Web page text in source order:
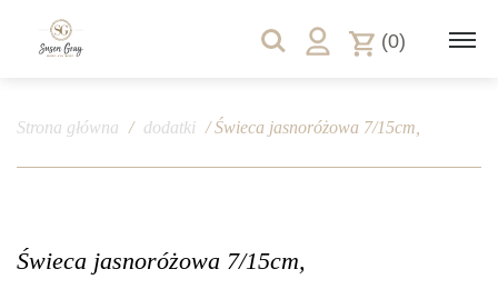
(0)
Strona główna / dodatki / Świeca jasnoróżowa 7/15cm,
Świeca jasnoróżowa 7/15cm,